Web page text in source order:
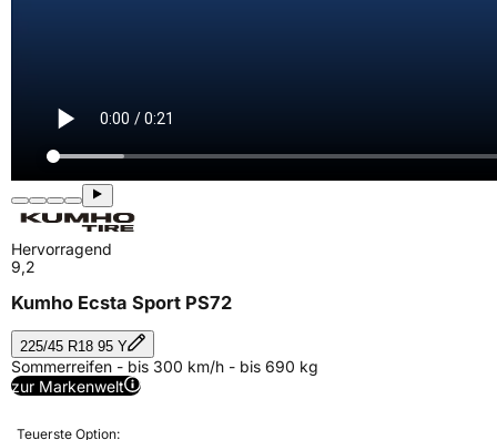
Hervorragend
9,2
Kumho Ecsta Sport PS72
225/45 R18 95 Y
Sommerreifen - bis 300 km/h - bis 690 kg
zur Markenwelt
Teuerste Option: